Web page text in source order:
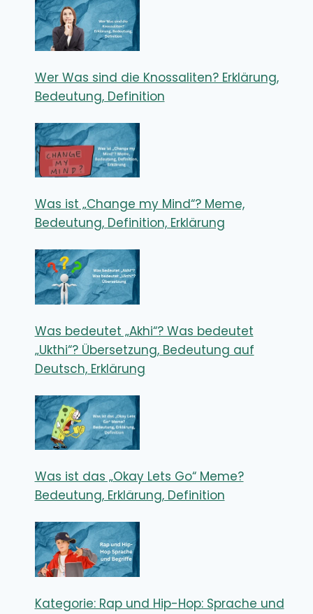
Wer Was sind die Knossaliten? Erklärung,
Bedeutung, Definition
Was ist „Change my Mind“? Meme,
Bedeutung, Definition, Erklärung
Was bedeutet „Akhi“? Was bedeutet
„Ukthi“? Übersetzung, Bedeutung auf
Deutsch, Erklärung
Was ist das „Okay Lets Go“ Meme?
Bedeutung, Erklärung, Definition
Kategorie: Rap und Hip-Hop: Sprache und